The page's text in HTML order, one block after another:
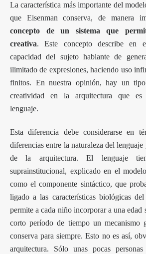
La característica más importante del
que Eisenman conserva, de manera
concepto de un sistema que
creativa. Este concepto describe en
capacidad del sujeto hablante de
ilimitado de expresiones, haciendo uso
finitos. En nuestra opinión, hay un
creatividad en la arquitectura que es
lenguaje.
Esta diferencia debe considerarse en
diferencias entre la naturaleza del lenguaje
de la arquitectura. El lenguaje
suprainstitucional, explicado en el
como el componente sintáctico, que
ligado a las características biológicas
permite a cada niño incorporar a una edad
corto período de tiempo un mecanismo
conserva para siempre. Esto no es así,
arquitectura. Sólo unas pocas